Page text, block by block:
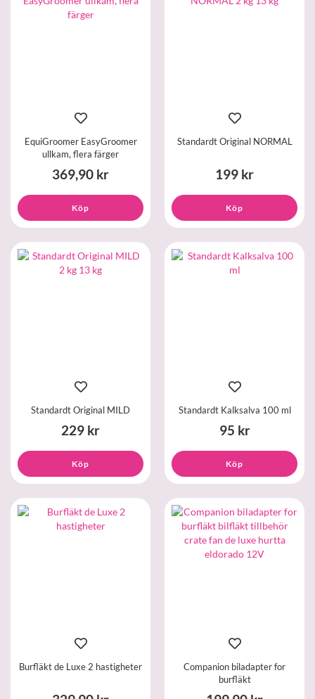
EquiGroomer EasyGroomer
ullkam, flera färger
369,90 kr
Köp
Standardt Original NORMAL
199 kr
Köp
Standardt Original MILD
229 kr
Köp
Standardt Kalksalva 100 ml
95 kr
Köp
Burfläkt de Luxe 2 hastigheter
Companion biladapter for
burfläkt